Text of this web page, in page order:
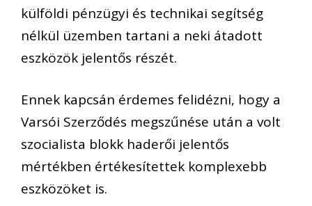
külföldi pénzügyi és technikai segítség
nélkül üzemben tartani a neki átadott
eszközök jelentős részét.
Ennek kapcsán érdemes felidézni, hogy a
Varsói Szerződés megszűnése után a volt
szocialista blokk haderői jelentős
mértékben értékesítettek komplexebb
eszközöket is.